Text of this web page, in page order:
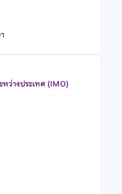
ว่างประเทศ (IMO)